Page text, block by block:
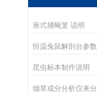
座式捕蝇笼 说明
恒温兔鼠解剖台参数
昆虫标本制作说明